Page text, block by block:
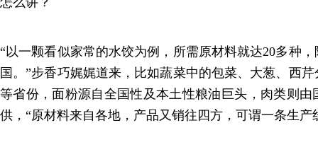
“以一颗看似家常的水饺为例，所需原材料就达20多种
国。”步香巧娓娓道来，比如蔬菜中的包菜、大葱、西
等省份，面粉源自全国性及本土性粮油巨头，肉类则
供，“原材料来自各地，产品又销往四方，可谓一条生产